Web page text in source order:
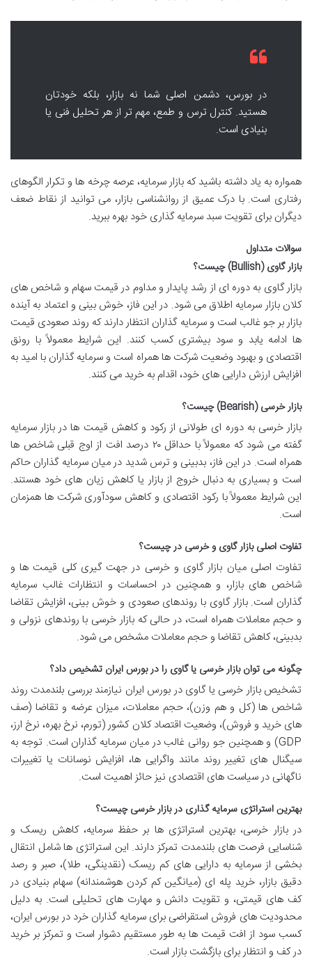
در بورس، دشمن اصلی شما نه بازار، بلکه خودتان
هستید. کنترل ترس و طمع، مهم تر از هر تحلیل فنی یا
بنیادی است.
همواره به یاد داشته باشید که بازار سرمایه، عرصه چرخه ها و تکرار الگوهای
رفتاری است. با درک عمیق از روانشناسی بازار، می توانید از نقاط ضعف
دیگران برای تقویت سبد سرمایه گذاری خود بهره ببرید.
سوالات متداول
بازار گاوی (Bullish) چیست؟
بازار گاوی به دوره ای از رشد پایدار و مداوم در قیمت سهام و شاخص های
کلان بازار سرمایه اطلاق می شود. در این فاز، خوش بینی و اعتماد به آینده
بازار بر جو غالب است و سرمایه گذاران انتظار دارند که روند صعودی قیمت
ها ادامه یابد و سود بیشتری کسب کنند. این شرایط معمولاً با رونق
اقتصادی و بهبود وضعیت شرکت ها همراه است و سرمایه گذاران با امید به
افزایش ارزش دارایی های خود، اقدام به خرید می کنند.
بازار خرسی (Bearish) چیست؟
بازار خرسی به دوره ای طولانی از رکود و کاهش قیمت ها در بازار سرمایه
گفته می شود که معمولاً با حداقل ۲۰ درصد افت از اوج قبلی شاخص ها
همراه است. در این فاز، بدبینی و ترس شدید در میان سرمایه گذاران حاکم
است و بسیاری به دنبال خروج از بازار یا کاهش زیان های خود هستند.
این شرایط معمولاً با رکود اقتصادی و کاهش سودآوری شرکت ها همزمان
است.
تفاوت اصلی بازار گاوی و خرسی در چیست؟
تفاوت اصلی میان بازار گاوی و خرسی در جهت گیری کلی قیمت ها و
شاخص های بازار، و همچنین در احساسات و انتظارات غالب سرمایه
گذاران است. بازار گاوی با روندهای صعودی و خوش بینی، افزایش تقاضا
و حجم معاملات همراه است، در حالی که بازار خرسی با روندهای نزولی و
بدبینی، کاهش تقاضا و حجم معاملات مشخص می شود.
چگونه می توان بازار خرسی یا گاوی را در بورس ایران تشخیص داد؟
تشخیص بازار خرسی یا گاوی در بورس ایران نیازمند بررسی بلندمدت روند
شاخص ها (کل و هم وزن)، حجم معاملات، میزان عرضه و تقاضا (صف
های خرید و فروش)، وضعیت اقتصاد کلان کشور (تورم، نرخ بهره، نرخ ارز،
GDP) و همچنین جو روانی غالب در میان سرمایه گذاران است. توجه به
سیگنال های تغییر روند مانند واگرایی ها، افزایش نوسانات یا تغییرات
ناگهانی در سیاست های اقتصادی نیز حائز اهمیت است.
بهترین استراتژی سرمایه گذاری در بازار خرسی چیست؟
در بازار خرسی، بهترین استراتژی ها بر حفظ سرمایه، کاهش ریسک و
شناسایی فرصت های بلندمدت تمرکز دارند. این استراتژی ها شامل انتقال
بخشی از سرمایه به دارایی های کم ریسک (نقدینگی، طلا)، صبر و رصد
دقیق بازار، خرید پله ای (میانگین کم کردن هوشمندانه) سهام بنیادی در
کف های قیمتی، و تقویت دانش و مهارت های تحلیلی است. به دلیل
محدودیت های فروش استقراضی برای سرمایه گذاران خرد در بورس ایران،
کسب سود از افت قیمت ها به طور مستقیم دشوار است و تمرکز بر خرید
در کف و انتظار برای بازگشت بازار است.